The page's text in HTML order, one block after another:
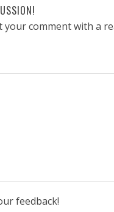
your comment with a
feedback!